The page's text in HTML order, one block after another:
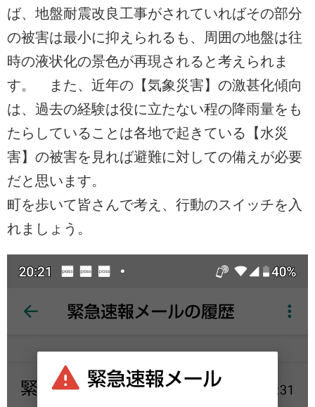
ば、地盤耐震改良工事がされていればその部分
の被害は最小に抑えられるも、周囲の地盤は往
時の液状化の景色が再現されると考えられま
す。 また、近年の【気象災害】の激甚化傾向
は、過去の経験は役に立たない程の降雨量をも
たらしていることは各地で起きている【水災
害】の被害を見れば避難に対しての備えが必要
だと思います。
町を歩いて皆さんで考え、行動のスイッチを入
れましょう。